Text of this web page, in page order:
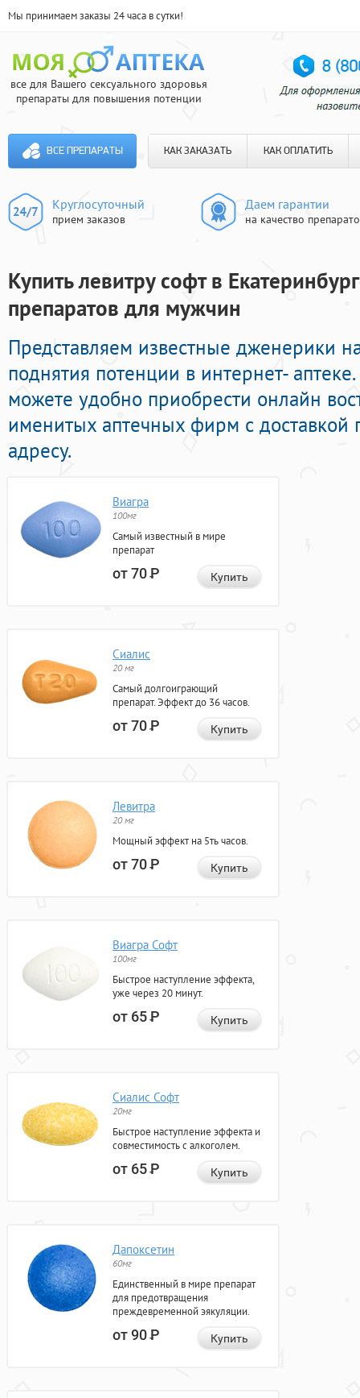
Мы принимаем заказы 24 часа в сутки!
все для Вашего сексуального здоровья
препараты для повышения потенции
ВСЕ ПРЕПАРАТЫ КАК ЗАКАЗАТЬ КАК ОПЛАТИТЬ
Круглосуточный
прием заказов
Даем гарантии
на качество
Купить левитру софт в
препаратов для мужчин
Представляем известные дженерики
поднятия потенции в интернет-
можете удобно приобрести онлайн
именитых аптечных фирм с доставкой
адресу.
Виагра
100мг
Самый известный в мире
препарат
от 70Р Купить
Сиалис
20 мг
Самый долгоиграющий
препарат. Эффект до 36 часов.
от 70Р Купить
Левитра
20 мг
Мощный эффект на 5ть часов.
от 70Р Купить
Виагра Софт
100мг
Быстрое наступление эффекта,
уже через 20 минут.
от 65Р Купить
Сиалис Софт
20мг
Быстрое наступление эффекта и
совместимость с алкоголем.
от 65Р Купить
Дапоксетин
60мг
Единственный в мире препарат
для предотвращения
преждевременной эякуляции.
от 90Р Купить